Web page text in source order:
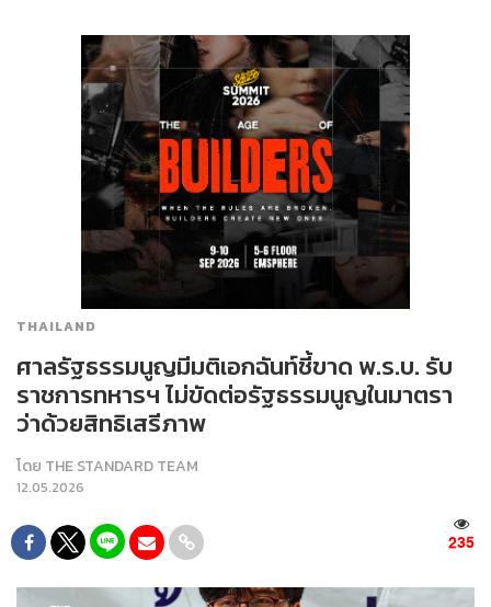
THAILAND
ศาลรัฐธรรมนูญมีมติเอกฉันท์ชี้ขาด พ.ร.บ. รับ
ราชการทหารฯ ไม่ขัดต่อรัฐธรรมนูญในมาตรา
ว่าด้วยสิทธิเสรีภาพ
โดย THE STANDARD TEAM
12.05.2026
235